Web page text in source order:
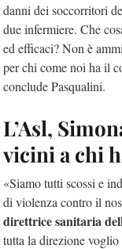
danni dei soccorritori
due infermiere. Che
ed efficaci? Non è
per chi come noi ha il
conclude Pasqualini.
L’Asl,
vicini a chi
«Siamo tutti scossi e
di violenza contro il
direttrice sanitaria
tutta la direzione